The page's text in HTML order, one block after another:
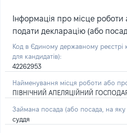
Інформація про місце
подати декларацію (або
Код в Єдиному державному реєстрі
для кандидатів):
42262953
Найменування місця роботи або
ПІВНІЧНИЙ АПЕЛЯЦІЙНИЙ
Займана посада (або посада, на яку
суддя